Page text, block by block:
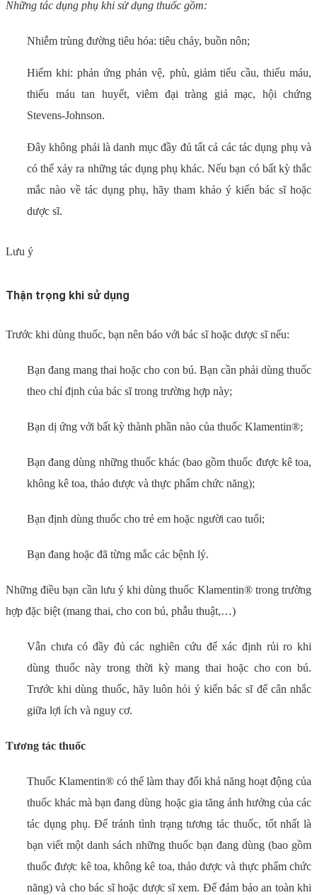
Những tác dụng phụ khi sử dụng thuốc gồm:
Nhiễm trùng đường tiêu hóa: tiêu chảy, buồn nôn;
Hiếm khi: phản ứng phản vệ, phù, giảm tiểu cầu, thiếu máu,
thiếu máu tan huyết, viêm đại tràng giả mạc, hội chứng
Stevens-Johnson.
Đây không phải là danh mục đầy đủ tất cả các tác dụng phụ và
có thể xảy ra những tác dụng phụ khác. Nếu bạn có bất kỳ thắc
mắc nào về tác dụng phụ, hãy tham khảo ý kiến bác sĩ hoặc
dược sĩ.
Lưu ý
Thận trọng khi sử dụng
Trước khi dùng thuốc, bạn nên báo với bác sĩ hoặc dược sĩ nếu:
Bạn đang mang thai hoặc cho con bú. Bạn cần phải dùng thuốc
theo chỉ định của bác sĩ trong trường hợp này;
Bạn dị ứng với bất kỳ thành phần nào của thuốc Klamentin®;
Bạn đang dùng những thuốc khác (bao gồm thuốc được kê toa,
không kê toa, thảo dược và thực phẩm chức năng);
Bạn định dùng thuốc cho trẻ em hoặc người cao tuổi;
Bạn đang hoặc đã từng mắc các bệnh lý.
Những điều bạn cần lưu ý khi dùng thuốc Klamentin® trong trường
hợp đặc biệt (mang thai, cho con bú, phẫu thuật,…)
Vẫn chưa có đầy đủ các nghiên cứu để xác định rủi ro khi
dùng thuốc này trong thời kỳ mang thai hoặc cho con bú.
Trước khi dùng thuốc, hãy luôn hỏi ý kiến bác sĩ để cân nhắc
giữa lợi ích và nguy cơ.
Tương tác thuốc
Thuốc Klamentin® có thể làm thay đổi khả năng hoạt động của
thuốc khác mà bạn đang dùng hoặc gia tăng ảnh hưởng của các
tác dụng phụ. Để tránh tình trạng tương tác thuốc, tốt nhất là
bạn viết một danh sách những thuốc bạn đang dùng (bao gồm
thuốc được kê toa, không kê toa, thảo dược và thực phẩm chức
năng) và cho bác sĩ hoặc dược sĩ xem. Để đảm bảo an toàn khi